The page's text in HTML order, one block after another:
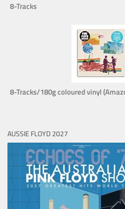
8-Tracks
8-Tracks/180g coloured vinyl
AUSSIE FLOYD 2027